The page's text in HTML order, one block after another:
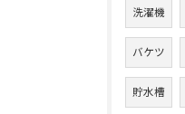
洗濯機
バケツ
貯水槽